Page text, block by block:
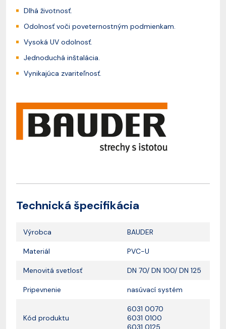
Dlhá životnosť.
Odolnosť voči poveternostným podmienkam.
Vysoká UV odolnosť.
Jednoduchá inštalácia.
Vynikajúca zvariteľnosť.
Technická špecifikácia
Výrobca BAUDER
Materiál PVC-U
Menovitá svetlosť DN 70/ DN 100/ DN 125
Pripevnenie nasúvací systém
Kód produktu
6031 0070
6031 0100
6031 0125